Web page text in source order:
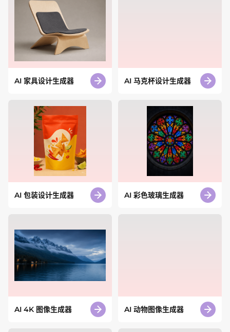
AI 家具设计生成器 AI 马克杯设计生成器
AI 包装设计生成器 AI 彩色玻璃生成器
AI 4K 图像生成器 AI 动物图像生成器